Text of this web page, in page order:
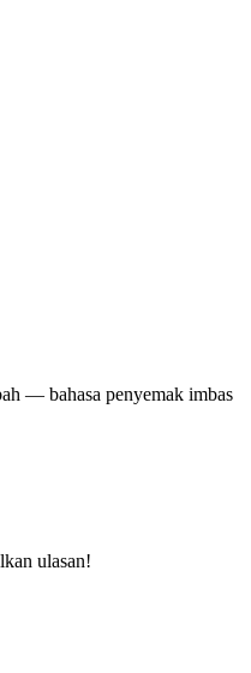
— bahasa penyemak imbas
ulasan!